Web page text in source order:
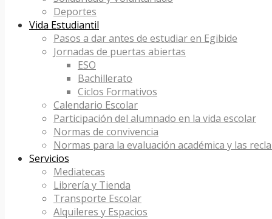
Deportes
Vida Estudiantil
Pasos a dar antes de estudiar en Egibide
Jornadas de puertas abiertas
ESO
Bachillerato
Ciclos Formativos
Calendario Escolar
Participación del alumnado en la vida escolar
Normas de convivencia
Normas para la evaluación académica y las
Servicios
Mediatecas
Librería y Tienda
Transporte Escolar
Alquileres y Espacios